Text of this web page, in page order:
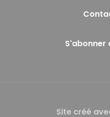
S'abonner
Site créé